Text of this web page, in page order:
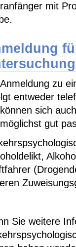
mit
zu
entweder
sich
gut
Sie weitere